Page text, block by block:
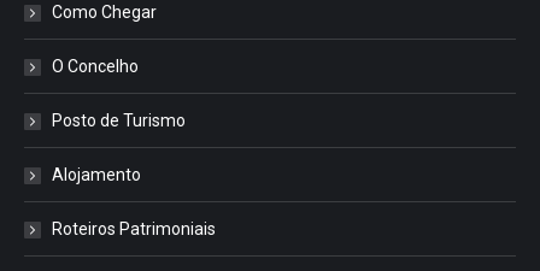
Como Chegar
O Concelho
Posto de Turismo
Alojamento
Roteiros Patrimoniais